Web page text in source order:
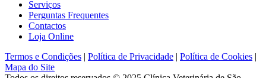
Serviços
Perguntas Frequentes
Contactos
Loja Online
Termos e Condições | Política de Privacidade | Política de Cookies |
Mapa do Site